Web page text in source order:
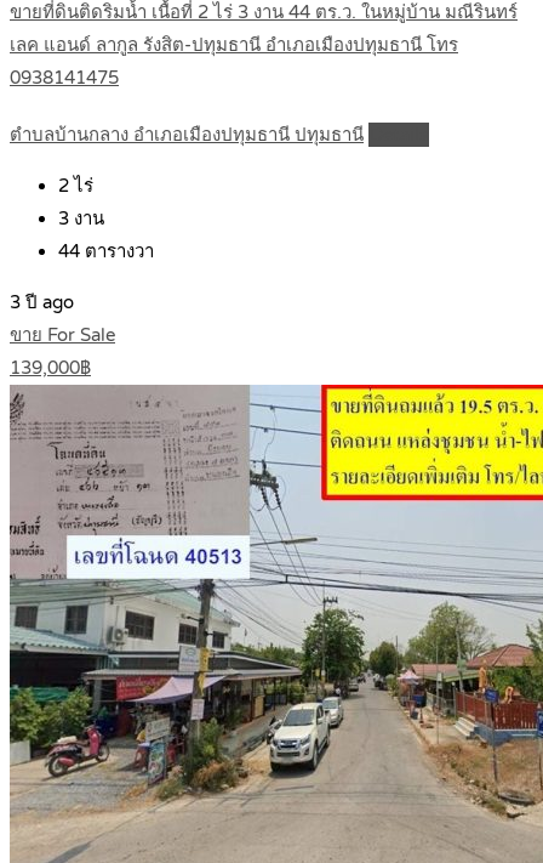
ขายที่ดินติดริมน้ำ เนื้อที่ 2 ไร่ 3 งาน 44 ตร.ว. ในหมู่บ้าน มณีรินทร์
เลค แอนด์ ลากูล รังสิต-ปทุมธานี อำเภอเมืองปทุมธานี โทร
0938141475
ตำบลบ้านกลาง อำเภอเมืองปทุมธานี ปทุมธานี
2ไร่
3 งาน
44 ตารางวา
3 ปี ago
ขาย For Sale
139,000฿